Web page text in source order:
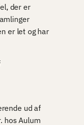
der er
er let og har
ud af
hos Aulum